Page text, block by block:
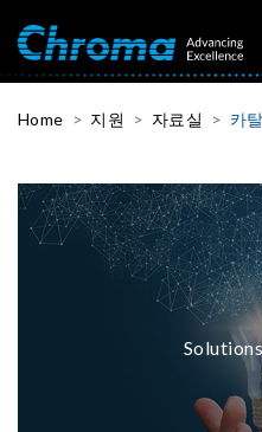
Home 지원 자료실 카